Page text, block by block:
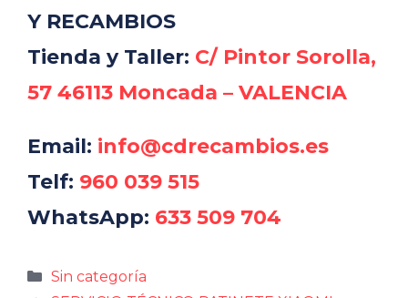
Y RECAMBIOS
Tienda y Taller: C/ Pintor Sorolla,
57 46113 Moncada – VALENCIA
Email: info@cdrecambios.es
Telf: 960 039 515
WhatsApp: 633 509 704
Categorías
Sin categoría